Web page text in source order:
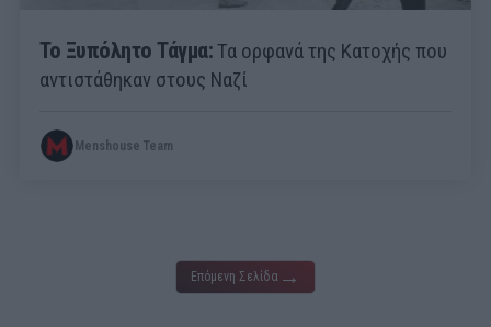
Το Ξυπόλητο Τάγμα:Τα ορφανά της Κατοχής που
αντιστάθηκαν στους Ναζί
Menshouse Team
Επόμενη Σελίδα →